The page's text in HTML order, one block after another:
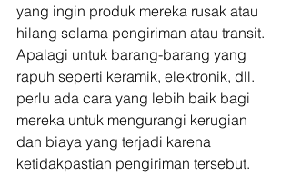
yang ingin produk mereka rusak atau
hilang selama pengiriman atau transit.
Apalagi untuk barang-barang yang
rapuh seperti keramik, elektronik, dll.
perlu ada cara yang lebih baik bagi
mereka untuk mengurangi kerugian
dan biaya yang terjadi karena
ketidakpastian pengiriman tersebut.